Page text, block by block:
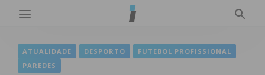
ATUALIDADE DESPORTO
FUTEBOL PROFISSIONAL
PAREDES